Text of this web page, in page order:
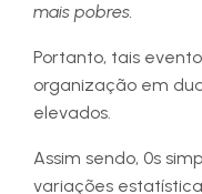
mais pobres.
Portanto, tais
organização em
elevados.
Assim sendo, 0s
variações